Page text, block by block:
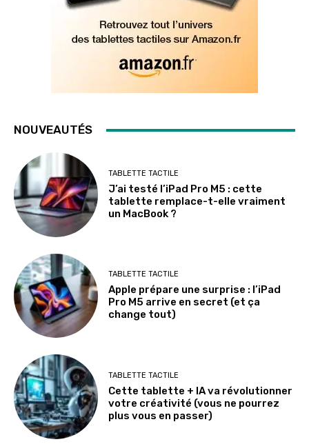
NOUVEAUTÉS
TABLETTE TACTILE
J’ai testé l’iPad Pro M5 : cette
tablette remplace-t-elle vraiment
un MacBook ?
TABLETTE TACTILE
Apple prépare une surprise : l’iPad
Pro M5 arrive en secret (et ça
change tout)
TABLETTE TACTILE
Cette tablette + IA va révolutionner
votre créativité (vous ne pourrez
plus vous en passer)